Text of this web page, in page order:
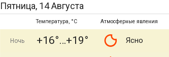
Пятница, 14 Августа
Температура, °C Атмосферные явления
Ночь +16° +19° Ясно